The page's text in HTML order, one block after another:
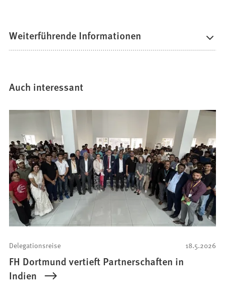
Weiterführende Informationen
Auch interessant
18.5.2026
Delegationsreise
FH Dortmund vertieft Partnerschaften in
Indien